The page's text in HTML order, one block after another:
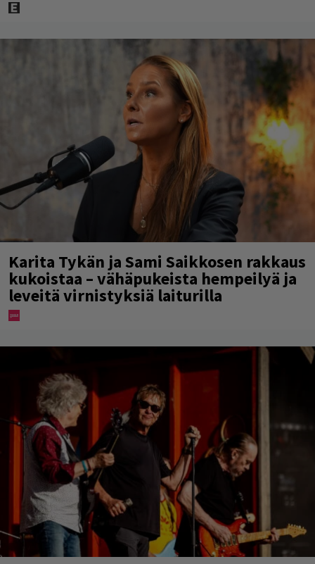
Karita Tykän ja Sami Saikkosen rakkaus
kukoistaa – vähäpukeista hempeilyä ja
leveitä virnistyksiä laiturilla